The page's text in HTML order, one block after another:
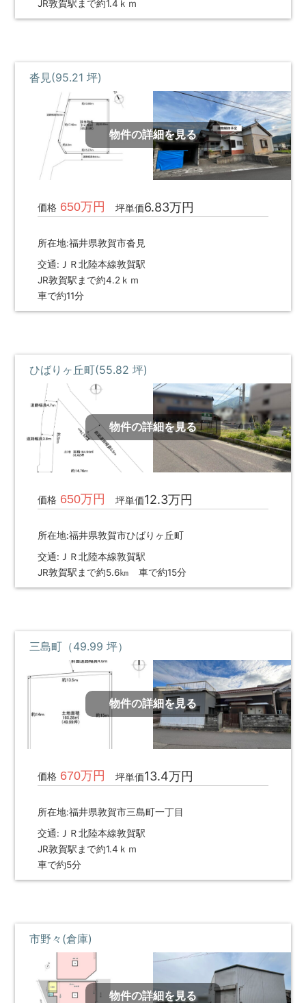
JR敦賀駅まで約1.4ｋｍ
沓見(95.21 坪)
物件の詳細を見る
価格650万円 坪単価6.83万円
所在地:福井県敦賀市沓見
交通:ＪＲ北陸本線敦賀駅
JR敦賀駅まで約4.2ｋｍ
車で約11分
ひばりヶ丘町(55.82 坪)
物件の詳細を見る
価格650万円 坪単価12.3万円
所在地:福井県敦賀市ひばりヶ丘町
交通:ＪＲ北陸本線敦賀駅
JR敦賀駅まで約5.6㎞ 車で約15分
三島町（49.99 坪）
物件の詳細を見る
価格670万円 坪単価13.4万円
所在地:福井県敦賀市三島町一丁目
交通:ＪＲ北陸本線敦賀駅
JR敦賀駅まで約1.4ｋｍ
車で約5分
市野々(倉庫)
物件の詳細を見る